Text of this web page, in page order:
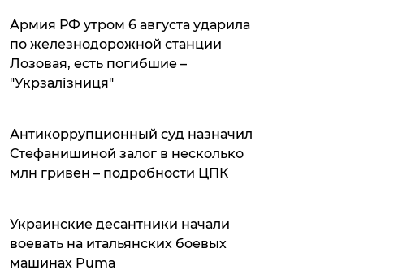
Армия РФ утром 6 августа ударила
по железнодорожной станции
Лозовая, есть погибшие –
"Укрзалізниця"
Антикоррупционный суд назначил
Стефанишиной залог в несколько
млн гривен – подробности ЦПК
Украинские десантники начали
воевать на итальянских боевых
машинах Puma